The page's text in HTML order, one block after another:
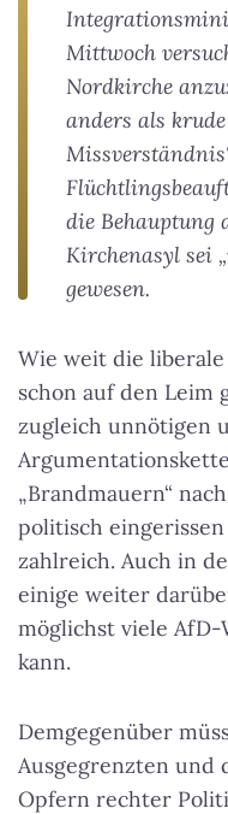
Mittwoch
Nordkirche
anders als
die Behauptung
Kirchenasyl sei
gewesen.
Wie weit die
schon auf den Leim
zugleich unnötigen
„Brandmauern“
politisch
zahlreich. Auch in
einige weiter
möglichst viele AfD-
kann.
Demgegenüber
Ausgegrenzten und
Opfern rechter